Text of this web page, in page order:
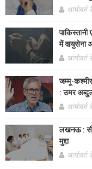
में वायुसेना
जम्मू-
: उमर
लखनऊ :
मुद्दा